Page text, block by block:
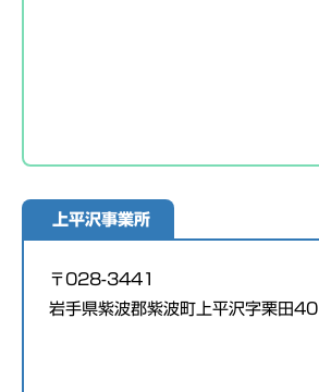
上平沢事業所
〒028-3441
岩手県紫波郡紫波町上平沢字栗田40